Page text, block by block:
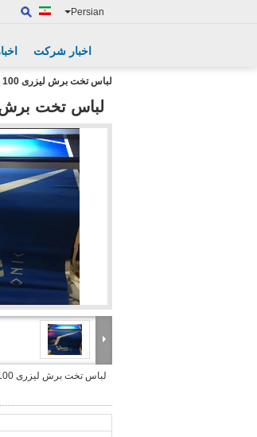
Persian
اخبار شرکت
لباس تخت برش لیزری 100 وات دستگاه برش لیزری برای صنعت پوشاک
لباس تخت برش لیزری 100 وات دستگاه برش